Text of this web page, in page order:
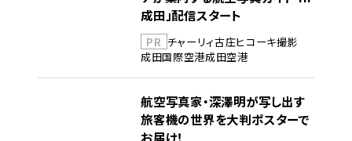
成田」配信スタート
PR チャーリィ古庄ヒコーキ撮影
成田国際空港成田空港
航空写真家・深澤明が写し出す
旅客機の世界を大判ポスターで
お届け！